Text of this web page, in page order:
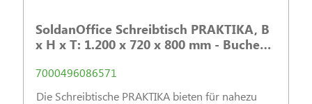
SoldanOffice Schreibtisch PRAKTIKA, B
x H x T: 1.200 x 720 x 800 mm - Buche
7000496086571
Die Schreibtische PRAKTIKA bieten für nahezu